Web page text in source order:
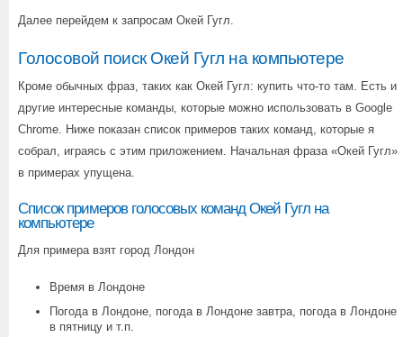
Далее перейдем к запросам Окей Гугл.
Голосовой поиск Окей Гугл на компьютере
Кроме обычных фраз, таких как Окей Гугл: купить что-то там. Есть и
другие интересные команды, которые можно использовать в Google
Chrome. Ниже показан список примеров таких команд, которые я
собрал, играясь с этим приложением. Начальная фраза «Окей Гугл»
в примерах упущена.
Список примеров голосовых команд Окей Гугл на
компьютере
Для примера взят город Лондон
Время в Лондоне
Погода в Лондоне, погода в Лондоне завтра, погода в Лондоне
в пятницу и т.п.